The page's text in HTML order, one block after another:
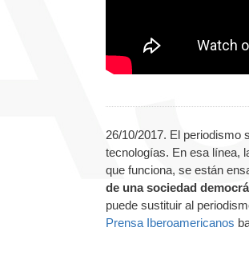
26/10/2017. El periodismo
tecnologías. En esa línea,
que funciona, se están
de una sociedad
puede sustituir al
Prensa Iberoamericanos